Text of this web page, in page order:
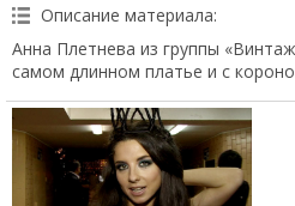
Описание материала:
Анна Плетнева из группы
самом длинном платье и с